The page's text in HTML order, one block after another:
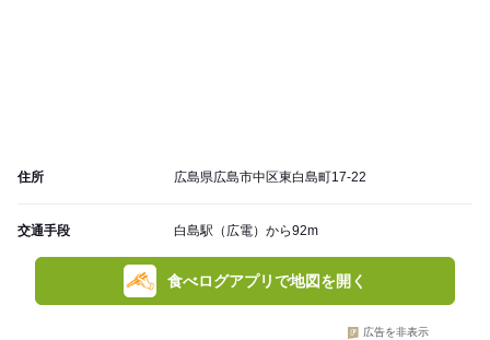
住所 広島県広島市中区東白島町17-22
交通手段 白島駅（広電）から92m
食べログアプリで地図を開く
広告を非表示